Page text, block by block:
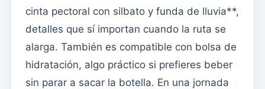
cinta pectoral con silbato y funda de lluvia**,
detalles que sí importan cuando la ruta se
alarga. También es compatible con bolsa de
hidratación, algo práctico si prefieres beber
sin parar a sacar la botella. En una jornada